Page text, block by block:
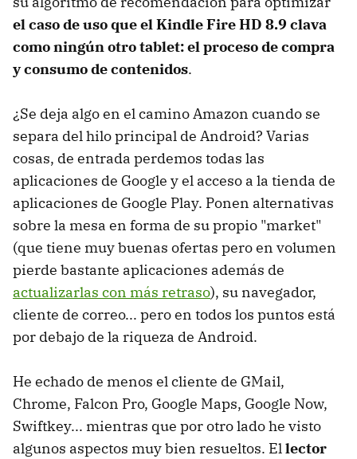
el caso de uso que el Kindle Fire HD 8.9 clava
como ningún otro tablet: el proceso de compra
y consumo de contenidos.
¿Se deja algo en el camino Amazon cuando se
separa del hilo principal de Android? Varias
cosas, de entrada perdemos todas las
aplicaciones de Google y el acceso a la tienda de
aplicaciones de Google Play. Ponen alternativas
sobre la mesa en forma de su propio "market"
(que tiene muy buenas ofertas pero en volumen
pierde bastante aplicaciones además de
actualizarlas con más retraso), su navegador,
cliente de correo... pero en todos los puntos está
por debajo de la riqueza de Android.
He echado de menos el cliente de GMail,
Chrome, Falcon Pro, Google Maps, Google Now,
Swiftkey... mientras que por otro lado he visto
algunos aspectos muy bien resueltos. Ellector